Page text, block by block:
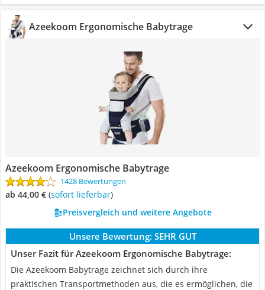
Azeekoom Ergonomische Babytrage
Azeekoom Ergonomische Babytrage
1428 Bewertungen
ab 44,00 € ( Sofort lieferbar)
Preisvergleich und weitere Angebote
Unsere Bewertung: SEHR GUT
Unser Fazit für Azeekoom Ergonomische Babytrage:
Die Azeekoom Babytrage zeichnet sich durch ihre
praktischen Transportmethoden aus, die es ermöglichen, die